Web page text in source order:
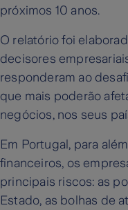
próximos 10 anos.
O relatório foi
decisores
responderam ao
que mais poderão
negócios, nos seus
Em Portugal, para
financeiros, os
principais riscos: as
Estado, as bolhas de